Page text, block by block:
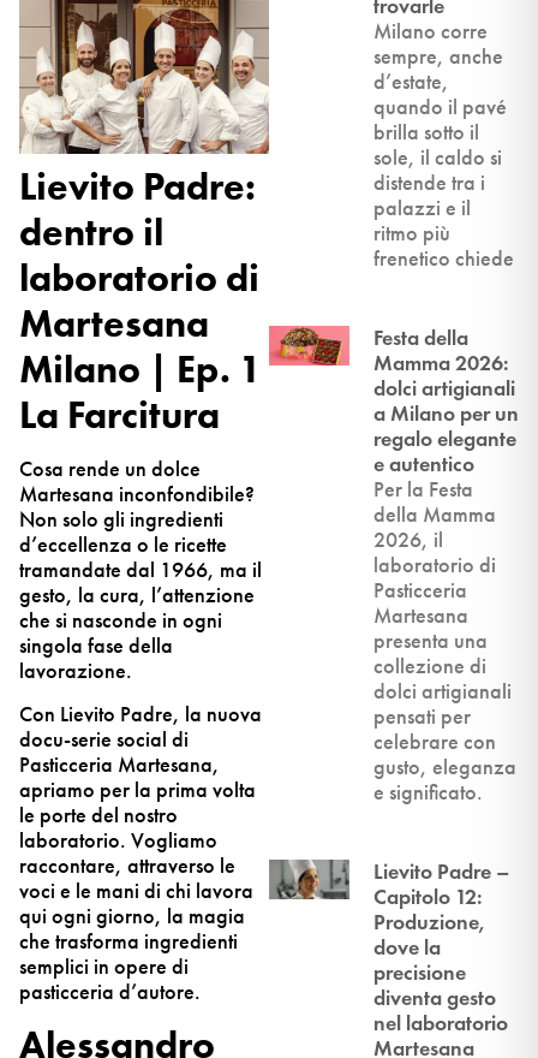
Lievito Padre:
dentro il
laboratorio di
Martesana
Milano | Ep. 1
La Farcitura
Cosa rende un dolce
Martesana inconfondibile?
Non solo gli ingredienti
d’eccellenza o le ricette
tramandate dal 1966, ma il
gesto, la cura, l’attenzione
che si nasconde in ogni
singola fase della
lavorazione.
Con Lievito Padre, la nuova
docu-serie social di
Pasticceria Martesana,
apriamo per la prima volta
le porte del nostro
laboratorio. Vogliamo
raccontare, attraverso le
voci e le mani di chi lavora
qui ogni giorno, la magia
che trasforma ingredienti
semplici in opere di
pasticceria d’autore.
Alessandro
trovarle
Milano corre
sempre, anche
d’estate,
quando il pavé
brilla sotto il
sole, il caldo si
distende tra i
palazzi e il
ritmo più
frenetico chiede
Festa della
Mamma 2026:
dolci artigianali
a Milano per un
regalo elegante
e autentico
Per la Festa
della Mamma
2026, il
laboratorio di
Pasticceria
Martesana
presenta una
collezione di
dolci artigianali
pensati per
celebrare con
gusto, eleganza
e significato.
Lievito Padre –
Capitolo 12:
Produzione,
dove la
precisione
diventa gesto
nel laboratorio
Martesana